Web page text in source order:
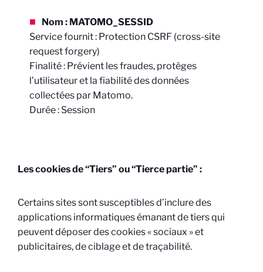
Nom : MATOMO_SESSID
Service fournit : Protection CSRF (cross-site
request forgery)
Finalité : Prévient les fraudes, protèges
l’utilisateur et la fiabilité des données
collectées par Matomo.
Durée : Session
Les cookies de “Tiers” ou “Tierce partie” :
Certains sites sont susceptibles d’inclure des
applications informatiques émanant de tiers qui
peuvent déposer des cookies « sociaux » et
publicitaires, de ciblage et de traçabilité.